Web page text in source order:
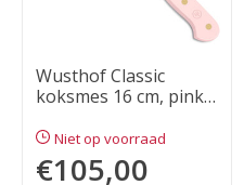
Wusthof Classic
koksmes 16 cm, pink
Niet op voorraad
€105,00